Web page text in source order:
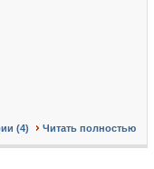
(4) Читать полностью